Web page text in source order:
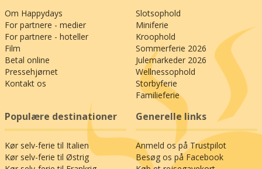
Om Happydays
For partnere - medier
For partnere - hoteller
Film
Betal online
Pressehjørnet
Kontakt os
Slotsophold
Miniferie
Kroophold
Sommerferie 2026
Julemarkeder 2026
Wellnessophold
Storbyferie
Familieferie
Populære destinationer
Kør selv-ferie til Italien
Kør selv-ferie til Østrig
Generelle links
Anmeld os på Trustpilot
Besøg os på Facebook